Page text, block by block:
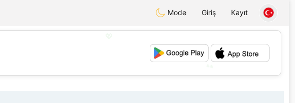
Mode Giriş Kayıt
💕